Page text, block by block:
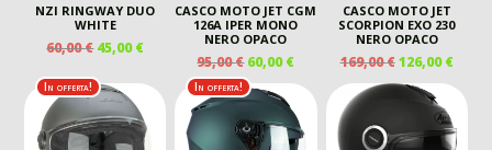
NZI RINGWAY DUO
WHITE
60,00€ IL
ORIGINALE
ERA:
60,00 €.
45,00€IL
PREZZO
ATTUALE
45,00 €.
CASCO MOTO JET CGM
126A IPER MONO
NERO OPACO
95,00€ IL
PREZZO
ORIGINALE
ERA:
95,00 €.
60,00€IL
PREZZO
ATTUALE
È:
60,00 €.
CASCO MOTO JET
SCORPION EXO 230
NERO OPACO
169,00€ IL
PREZZO
ORIGINALE
169,00 €.
126,00€IL
È:
In offerta! In offerta!